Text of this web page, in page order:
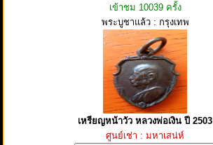
เข้าชม 10039 ครั้ง
พระบูชาแล้ว : กรุงเทพ
เหรียญหน้าวัว หลวงพ่อเงิน ปี 2503
ศูนย์เช่า : มหาเสน่ห์